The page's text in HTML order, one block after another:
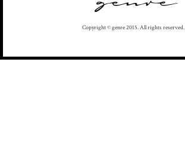
Copyright © genre 2015. All rights reserved.